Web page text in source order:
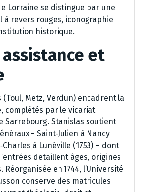
Lorraine se distingue par une
à revers rouges, iconographie
historique.
assistance et
(Toul, Metz, Verdun) encadrent la
complétés par le vicariat
Sarrebourg. Stanislas soutient
– Saint‑Julien à Nancy
à Lunéville (1753) – dont
détaillent âges, origines
Réorganisée en 1744, l’Université
conserve des matricules